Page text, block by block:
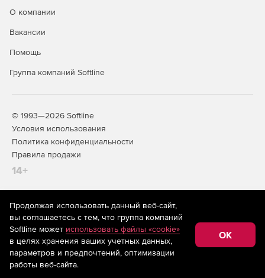
Отправка отчетов по электронной почте, сохранение
О компании
Вакансии
Помощь
Группа компаний Softline
© 1993—2026 Softline
Условия использования
Политика конфиденциальности
Правила продажи
14+
На информационном ресурсе store.softline.ru применяются
рекомендательные технологии(информационные технологии
предоставления информации на основе сбора,
систематизации и анализа сведений, относящихся к
предпочтениям пользователей сети «Интернет»,
находящихся на территории Российской Федерации)
Продолжая использовать данный веб-сайт,
вы соглашаетесь с тем, что группа компаний
Softline может использовать файлы «cookie»
в целях хранения ваших учетных данных,
параметров и предпочтений, оптимизации
работы веб-сайта.
OK